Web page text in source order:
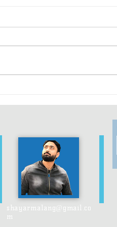
shayarmalang@gmail.co
m